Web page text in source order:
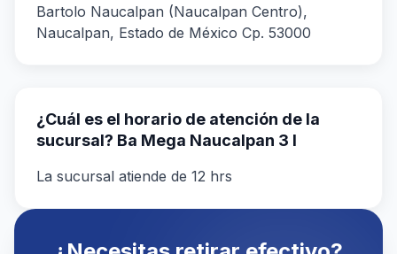
Bartolo Naucalpan (Naucalpan Centro),
Naucalpan, Estado de México Cp. 53000
¿Cuál es el horario de atención de la
sucursal? Ba Mega Naucalpan 3 I
La sucursal atiende de 12 hrs